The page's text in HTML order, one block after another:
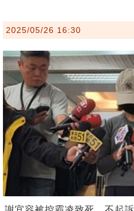
2025/05/26 16:30